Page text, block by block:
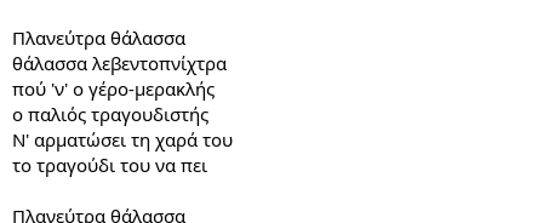
Πλανεύτρα θάλασσα
θάλασσα λεβεντοπνίχτρα
πού 'ν' ο γέρο-μερακλής
ο παλιός τραγουδιστής
Ν' αρματώσει τη χαρά του
το τραγούδι του να πει
Πλανεύτρα θάλασσα